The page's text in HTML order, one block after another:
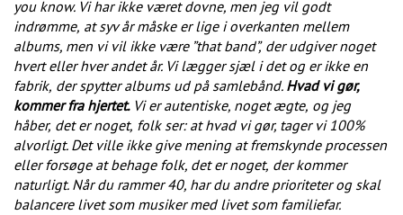
you know. Vi har ikke været dovne, men jeg vil godt
indrømme, at syv år måske er lige i overkanten mellem
albums, men vi vil ikke være ”that band”, der udgiver noget
hvert eller hver andet år. Vi lægger sjæl i det og er ikke en
fabrik, der spytter albums ud på samlebånd. Hvad vi gør,
kommer fra hjertet.Vi er autentiske, noget ægte, og jeg
håber, det er noget, folk ser: at hvad vi gør, tager vi 100%
alvorligt. Det ville ikke give mening at fremskynde processen
eller forsøge at behage folk, det er noget, der kommer
naturligt. Når du rammer 40, har du andre prioriteter og skal
balancere livet som musiker med livet som familiefar.